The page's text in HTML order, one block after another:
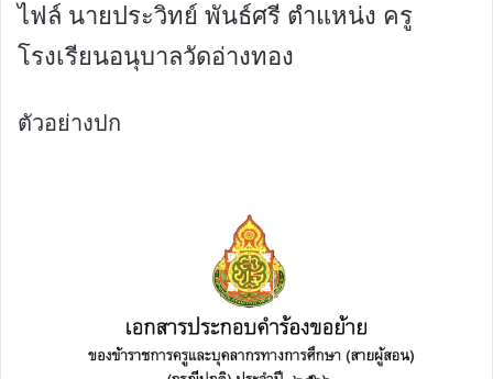
ไฟล์ นายประวิทย์ พันธ์ศรี ตำแหน่ง ครู
โรงเรียนอนุบาลวัดอ่างทอง
ตัวอย่างปก